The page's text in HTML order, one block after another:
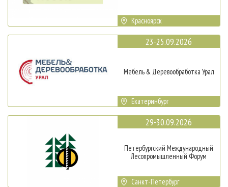
Красноярск
23-25.09.2026
Мебель & Деревообработка Урал
Екатеринбург
29-30.09.2026
Петербургский Международный
Лесопромышленный Форум
Санкт-Петербург